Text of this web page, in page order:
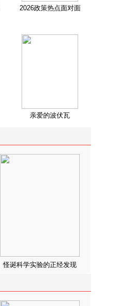
2026政策热点面对面
亲爱的波伏瓦
怪诞科学实验的正经发现